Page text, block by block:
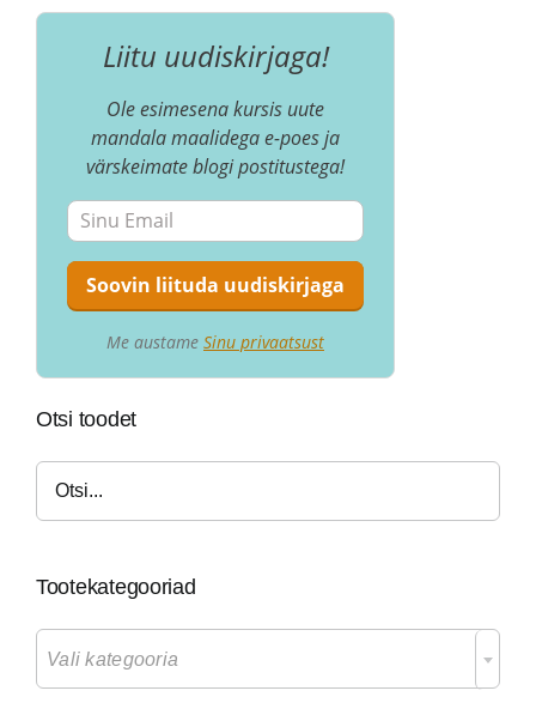
Liitu uudiskirjaga!
Ole esimesena kursis uute
mandala maalidega e-poes ja
värskeimate blogi postitustega!
Me austame Sinu privaatsust
Otsi toodet
Tootekategooriad
Vali kategooria